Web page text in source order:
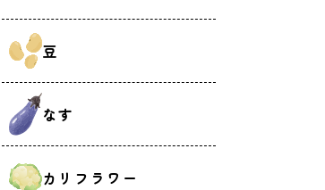
豆
なす
カリフラワー